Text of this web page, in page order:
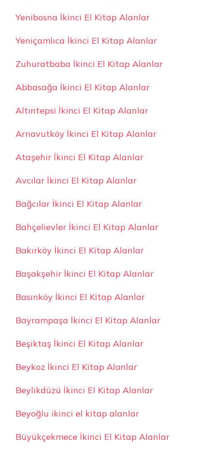
Yenibosna İkinci El Kitap Alanlar
Yeniçamlıca İkinci El Kitap Alanlar
Zuhuratbaba İkinci El Kitap Alanlar
Abbasağa İkinci El Kitap Alanlar
Altıntepsi İkinci El Kitap Alanlar
Arnavutköy İkinci El Kitap Alanlar
Ataşehir İkinci El Kitap Alanlar
Avcılar İkinci El Kitap Alanlar
Bağcılar İkinci El Kitap Alanlar
Bahçelievler İkinci El Kitap Alanlar
Bakırköy İkinci El Kitap Alanlar
Başakşehir İkinci El Kitap Alanlar
Basınköy İkinci El Kitap Alanlar
Bayrampaşa İkinci El Kitap Alanlar
Beşiktaş İkinci El Kitap Alanlar
Beykoz İkinci El Kitap Alanlar
Beylikdüzü İkinci El Kitap Alanlar
Beyoğlu ikinci el kitap alanlar
Büyükçekmece İkinci El Kitap Alanlar